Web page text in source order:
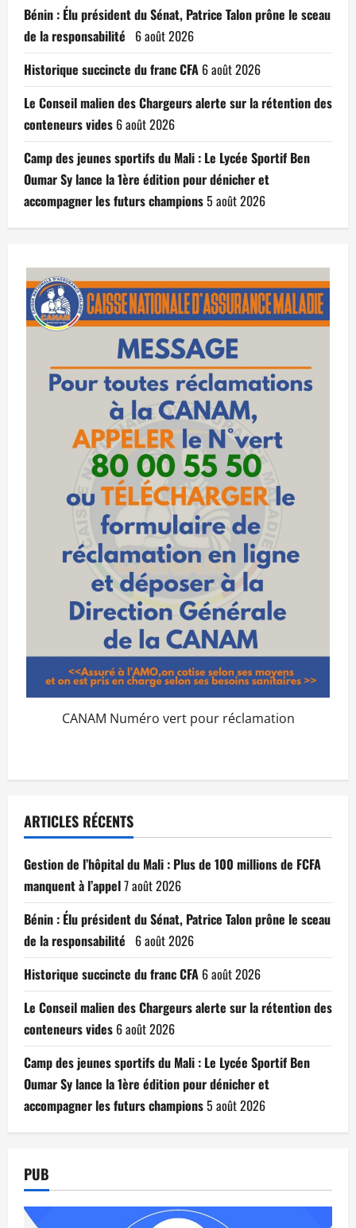
Bénin : Élu président du Sénat, Patrice Talon prône le sceau
de la responsabilité 6 août 2026
Historique succincte du franc CFA 6 août 2026
Le Conseil malien des Chargeurs alerte sur la rétention des
conteneurs vides 6 août 2026
Camp des jeunes sportifs du Mali : Le Lycée Sportif Ben
Oumar Sy lance la 1ère édition pour dénicher et
accompagner les futurs champions5 août 2026
CANAM Numéro vert pour réclamation
ARTICLES RÉCENTS
Gestion de l’hôpital du Mali : Plus de 100 millions de FCFA
manquent à l’appel7 août 2026
Bénin : Élu président du Sénat, Patrice Talon prône le sceau
de la responsabilité 6 août 2026
Historique succincte du franc CFA 6 août 2026
Le Conseil malien des Chargeurs alerte sur la rétention des
conteneurs vides 6 août 2026
Camp des jeunes sportifs du Mali : Le Lycée Sportif Ben
Oumar Sy lance la 1ère édition pour dénicher et
accompagner les futurs champions5 août 2026
PUB